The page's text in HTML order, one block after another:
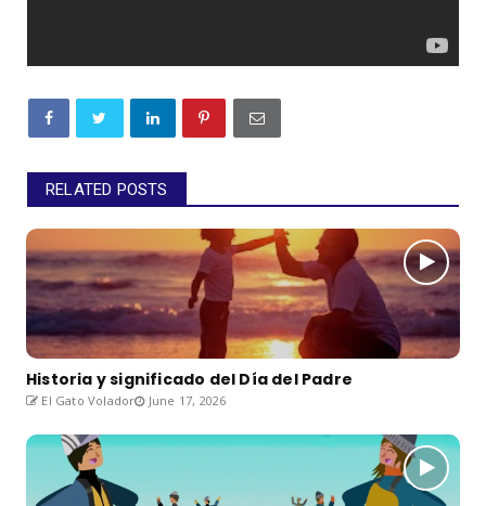
RELATED POSTS
Historia y significado del Día del Padre
El Gato Volador June 17, 2026